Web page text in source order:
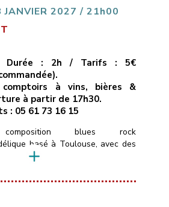
: Michel Itier, Simon
: Jéremy Morello
JANVIER 2027 / 21h00
Durée : 2h / Tarifs : 5€
à vins, bières &
à partir de 17h30.
: 05 61 73 16 15
blues rock
basé à Toulouse, avec des
Led Zepplin au Black Keys en
stoner plus moderne.Le